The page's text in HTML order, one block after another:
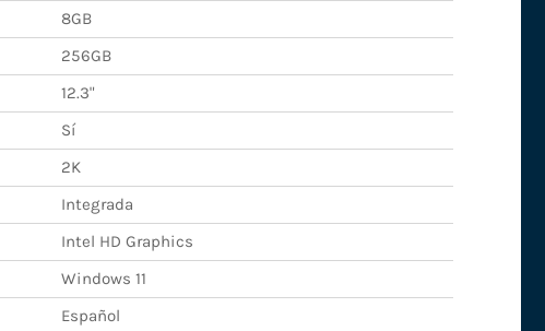
8GB
256GB
12.3"
Sí
2K
Integrada
Intel HD Graphics
Windows 11
Español